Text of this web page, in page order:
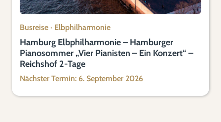
Busreise · Elbphilharmonie
Hamburg Elbphilharmonie – Hamburger
Pianosommer „Vier Pianisten – Ein Konzert“ –
Reichshof 2-Tage
Nächster Termin: 6. September 2026